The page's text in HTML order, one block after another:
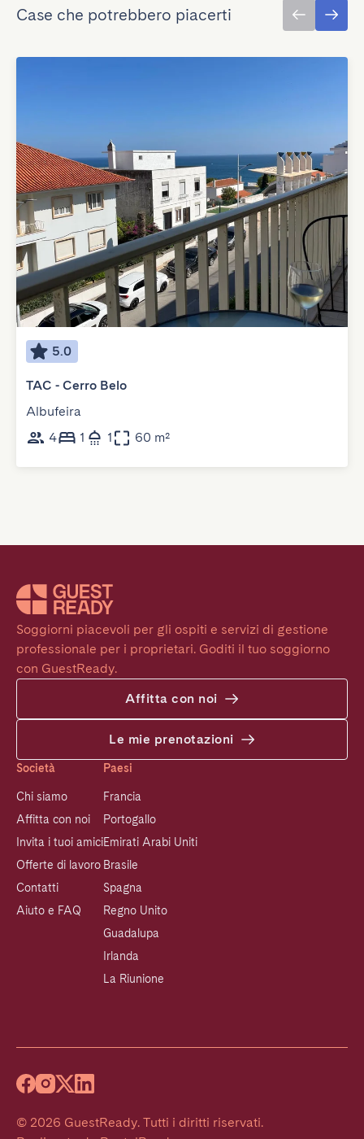
Case che potrebbero piacerti
5.0
TAC - Cerro Belo
Albufeira
4
1 1 60 m²
Soggiorni piacevoli per gli ospiti e servizi di gestione
professionale per i proprietari. Goditi il tuo soggiorno
con GuestReady.
Affitta con noi
Le mie prenotazioni
Società
Chi siamo
Affitta con noi
Invita i tuoi amici
Offerte di lavoro
Contatti
Aiuto e FAQ
Paesi
Francia
Portogallo
Emirati Arabi Uniti
Brasile
Spagna
Regno Unito
Guadalupa
Irlanda
La Riunione
© 2026 GuestReady. Tutti i diritti riservati.